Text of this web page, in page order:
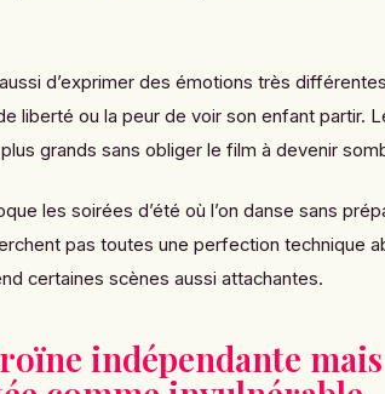
d’exprimer des émotions très
liberté ou la peur de voir son enfant partir.
grands sans obliger le film à devenir
les soirées d’été où l’on danse sans
pas toutes une perfection technique
certaines scènes aussi attachantes.
indépendante mais